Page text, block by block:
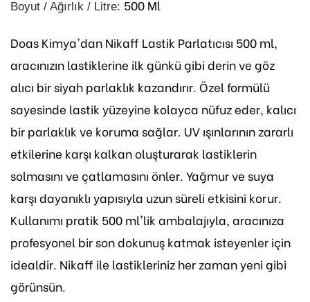
Boyut / Ağırlık / Litre: 500 Ml
Doas Kimya'dan Nikaff Lastik Parlatıcısı 500 ml,
aracınızın lastiklerine ilk günkü gibi derin ve göz
alıcı bir siyah parlaklık kazandırır. Özel formülü
sayesinde lastik yüzeyine kolayca nüfuz eder, kalıcı
bir parlaklık ve koruma sağlar. UV ışınlarının zararlı
etkilerine karşı kalkan oluşturarak lastiklerin
solmasını ve çatlamasını önler. Yağmur ve suya
karşı dayanıklı yapısıyla uzun süreli etkisini korur.
Kullanımı pratik 500 ml'lik ambalajıyla, aracınıza
profesyonel bir son dokunuş katmak isteyenler için
idealdir. Nikaff ile lastikleriniz her zaman yeni gibi
görünsün.